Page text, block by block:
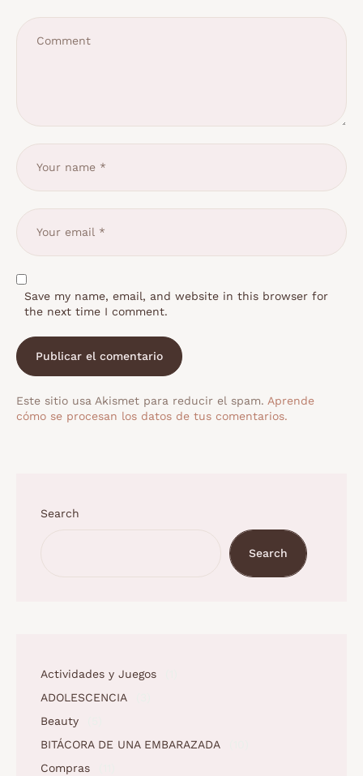
Save my name, email, and website in this browser for
the next time I comment.
Este sitio usa Akismet para reducir el spam. Aprende
cómo se procesan los datos de tus comentarios.
Search
Search
Actividades y Juegos
ADOLESCENCIA
Beauty
BITÁCORA DE UNA EMBARAZADA
Compras